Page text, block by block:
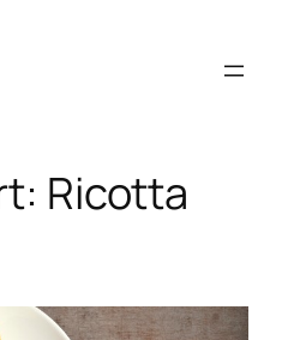
Ricotta